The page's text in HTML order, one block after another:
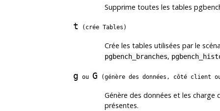
Supprime toutes les tables
t (crée Tables)
Crée les tables utilisées par le
pgbench_branches,
g ou G (génère des données, côté client
Génère des données et les
présentes.